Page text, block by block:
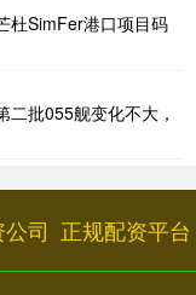
杜SimFer港口项目码
批055舰变化不大，
司 正规配资平台